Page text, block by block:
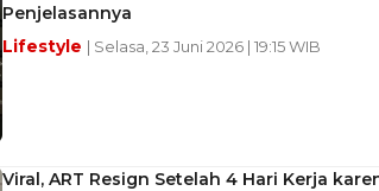
Penjelasannya
Lifestyle | Selasa, 23 Juni 2026 | 19:15 WIB
Viral, ART Resign Setelah 4 Hari Kerja